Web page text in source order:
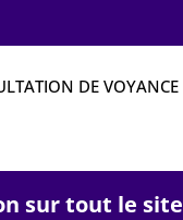
DE VOYANCE
sur tout le site